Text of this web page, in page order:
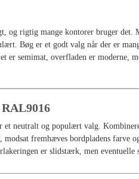
og rigtig mange kontorer bruger det.
Bøg er et godt valg når der er
er semimat, overfladen er moderne,
et neutralt og populært valg.
fremhæves bordpladens farve
er slidstærk, men eventuelle